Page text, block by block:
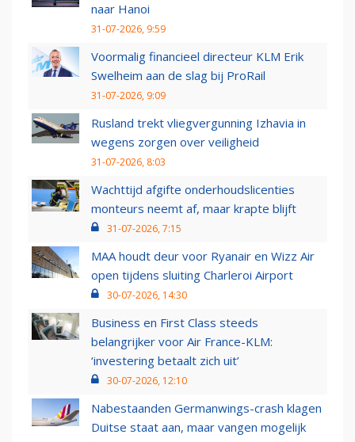
naar Hanoi
31-07-2026, 9:59
Voormalig financieel directeur KLM Erik
Swelheim aan de slag bij ProRail
31-07-2026, 9:09
Rusland trekt vliegvergunning Izhavia in
wegens zorgen over veiligheid
31-07-2026, 8:03
Wachttijd afgifte onderhoudslicenties
monteurs neemt af, maar krapte blijft
31-07-2026, 7:15
MAA houdt deur voor Ryanair en Wizz Air
open tijdens sluiting Charleroi Airport
30-07-2026, 14:30
Business en First Class steeds
belangrijker voor Air France-KLM:
‘investering betaalt zich uit’
30-07-2026, 12:10
Nabestaanden Germanwings-crash klagen
Duitse staat aan, maar vangen mogelijk